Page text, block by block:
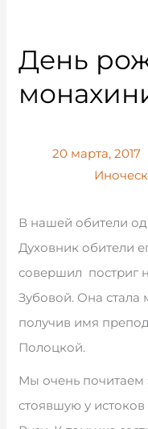
День
20 марта, 2017
В нашей обители
Духовник обители
совершил постриг
Зубовой. Она
получив имя
Полоцкой.
Мы очень почитаем
стоявшую у